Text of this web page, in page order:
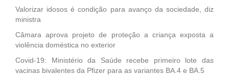
Valorizar idosos é condição para avanço da sociedade, diz
ministra
Câmara aprova projeto de proteção a criança exposta a
violência doméstica no exterior
Covid-19: Ministério da Saúde recebe primeiro lote das
vacinas bivalentes da Pfizer para as variantes BA.4 e BA.5